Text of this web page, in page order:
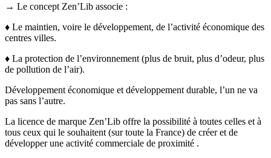
→ Le concept Zen’Lib associe :
♦ Le maintien, voire le développement, de l’activité économique des
centres villes.
♦ La protection de l’environnement (plus de bruit, plus d’odeur, plus
de pollution de l’air).
Développement économique et développement durable, l’un ne va
pas sans l’autre.
La licence de marque Zen’Lib offre la possibilité à toutes celles et à
tous ceux qui le souhaitent (sur toute la France) de créer et de
développer une activité commerciale de proximité .